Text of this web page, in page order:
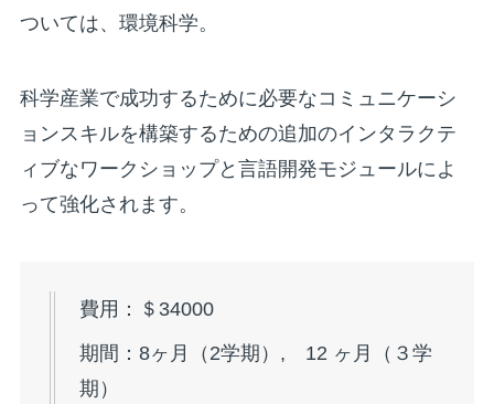
ついては、環境科学。
科学産業で成功するために必要なコミュニケーシ
ョンスキルを構築するための追加のインタラクテ
ィブなワークショップと言語開発モジュールによ
って強化されます。
費用：＄34000
期間：8ヶ月（2学期）, 12 ヶ月（３学
期）